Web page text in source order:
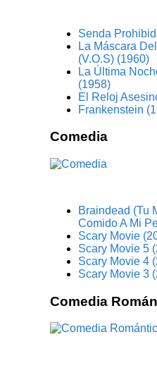
Senda
La Máscara
(V.O.S) (1960)
La Última
(1958)
El Reloj
Frankenstein
Comedia
Braindead (Tu
Comido A Mi
Scary Movie
Scary Movie 5
Scary Movie 4
Scary Movie 3
Comedia